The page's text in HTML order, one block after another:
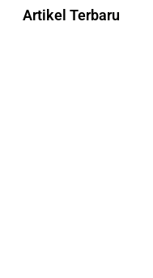
Artikel Terbaru